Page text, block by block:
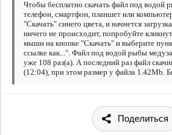
Чтобы бесплатно скачать файл под водой
телефон, смартфон, планшет или
"Скачать" синего цвета, и начнется
ничего не происходит, попробуйте
мыши на кнопке "Скачать" и выберите
ссылке как...". Файл под водой рыбы
уже 108 раз(а). А последний раз файл
(12:04), при этом размер у файла 1.42Mb.
Поделиться